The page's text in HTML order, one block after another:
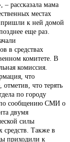
– рассказала мама
местах
пришли к ней домой
еще раз.
в средствах
комитете. В
комиссия.
что
что терять
по городу
по сообщению СМИ о
двумя
силы
средств. Также в
приходили к